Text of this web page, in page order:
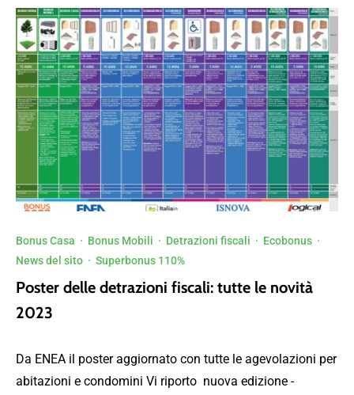
Bonus Casa · Bonus Mobili · Detrazioni fiscali · Ecobonus ·
News del sito · Superbonus 110%
Poster delle detrazioni fiscali: tutte le novità
2023
Da ENEA il poster aggiornato con tutte le agevolazioni per
abitazioni e condomini Vi riporto nuova edizione -